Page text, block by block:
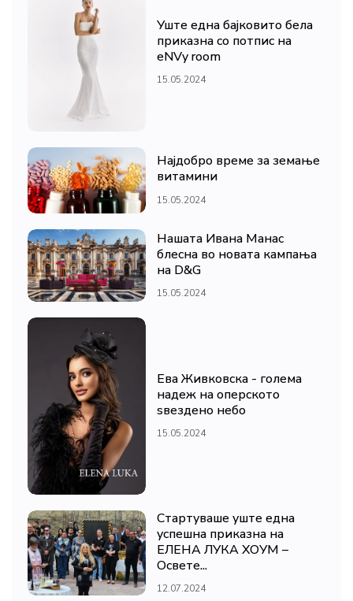
Уште една бајковито бела
приказна со потпис на
eNVy room
15.05.2024
Најдобро време за земање
витамини
15.05.2024
Нашата Ивана Манас
блесна во новата кампања
на D&G
15.05.2024
Ева Живковска - голема
надеж на оперското
ѕвездено небо
15.05.2024
Стартуваше уште една
успешна приказна на
ЕЛЕНА ЛУКА ХОУМ –
Освете...
12.07.2024